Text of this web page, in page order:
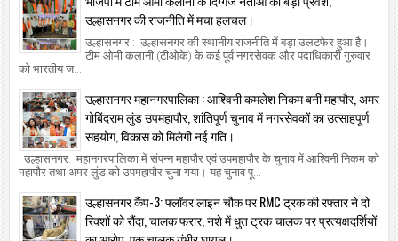
उल्हासनगर की राजनीति में मचा हलचल।
उल्हासनगर : उल्हासनगर की स्थानीय राजनीति में बड़ा उलटफेर हुआ है।
टीम ओमी कलानी (टीओके) के कई पूर्व नगरसेवक और पदाधिकारी गुरुवार
को भारतीय ज...
उल्हासनगर महानगरपालिका : आश्विनी कमलेश निकम बनीं महापौर, अमर
गोबिंदराम लुंड उपमहापौर, शांतिपूर्ण चुनाव में नगरसेवकों का उत्साहपूर्ण
सहयोग, विकास को मिलेगी नई गति।
उल्हासनगर: महानगरपालिका में संपन्न महापौर एवं उपमहापौर के चुनाव में आश्विनी निकम को
महापौर तथा अमर लुंड को उपमहापौर चुना गया। यह चुनाव पू...
उल्हासनगर कैंप-3: फ्लॉवर लाइन चौक पर RMC ट्रक की रफ्तार ने दो
रिक्शों को रौंदा, चालक फरार, नशे में धुत ट्रक चालक पर प्रत्यक्षदर्शियों